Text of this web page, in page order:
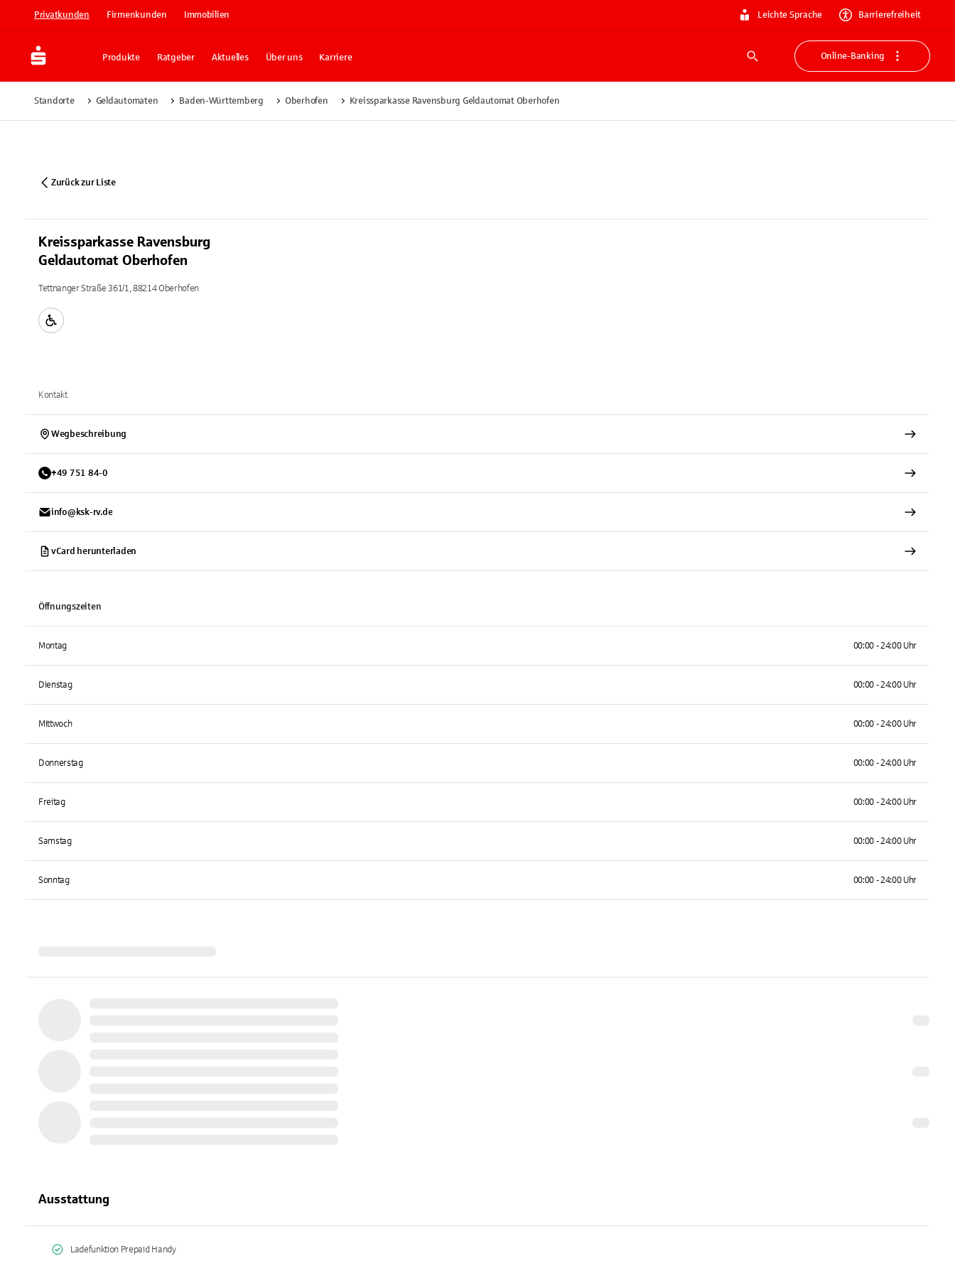
Privatkunden Firmenkunden Immobilien Leichte Sprache Barrierefreiheit
Produkte Ratgeber Aktuelles Über uns Karriere
Suche
Online-Banking
Standorte Geldautomaten Baden-Württemberg Oberhofen Kreissparkasse Ravensburg Geldautomat Oberhofen
Zurück zur Liste
Kreissparkasse Ravensburg
Geldautomat Oberhofen
Tettnanger Straße 361/1, 88214 Oberhofen
Kontakt
Wegbeschreibung
+49 751 84-0
info@ksk-rv.de
vCard herunterladen
Öffnungszeiten
Montag 00:00 - 24:00 Uhr
Dienstag 00:00 - 24:00 Uhr
Mittwoch 00:00 - 24:00 Uhr
Donnerstag 00:00 - 24:00 Uhr
Freitag 00:00 - 24:00 Uhr
Samstag 00:00 - 24:00 Uhr
Sonntag 00:00 - 24:00 Uhr
Ausstattung
Ladefunktion Prepaid Handy